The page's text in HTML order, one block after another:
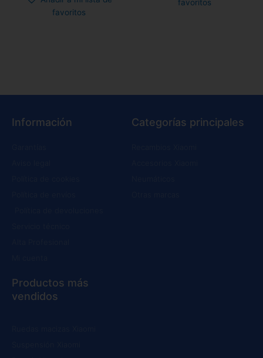
favoritos
favoritos
Información Categorías principales
Productos más
vendidos